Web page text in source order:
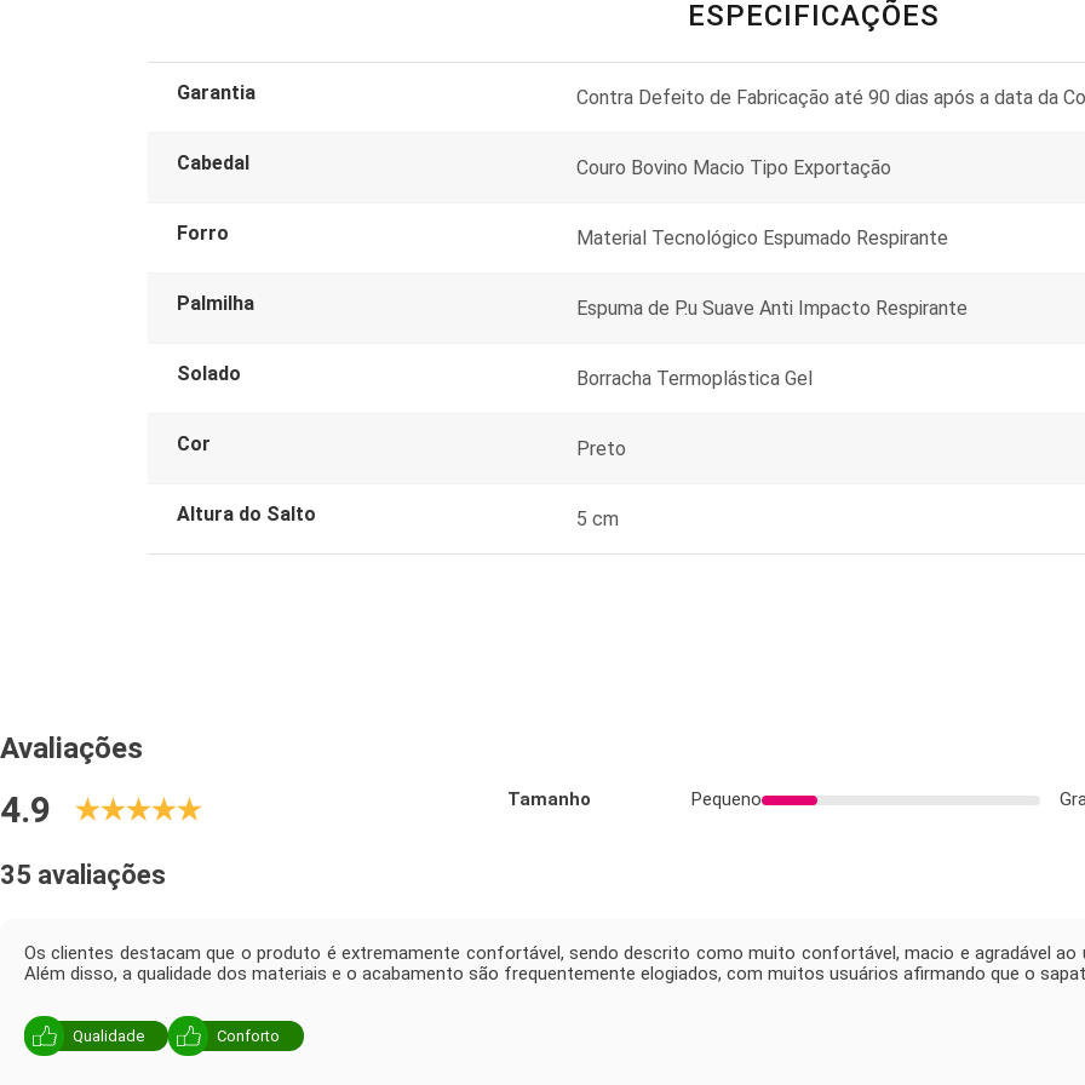
ESPECIFICAÇÕES
Garantia Contra Defeito de Fabricação até 90 dias após a data da
Cabedal Couro Bovino Macio Tipo Exportação
Forro Material Tecnológico Espumado Respirante
Palmilha Espuma de P.u Suave Anti Impacto Respirante
Solado Borracha Termoplástica Gel
Cor Preto
Altura do Salto 5 cm
Avaliações
4.9 Tamanho Pequeno
35 avaliações
Os clientes destacam que o produto é extremamente confortável, sendo descrito como muito confortável, macio e agradável ao
Além disso, a qualidade dos materiais e o acabamento são frequentemente elogiados, com muitos usuários afirmando que o
Qualidade Conforto